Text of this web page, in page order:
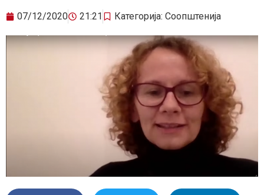
07/12/2020 21:21 Категорија: Соопштенија